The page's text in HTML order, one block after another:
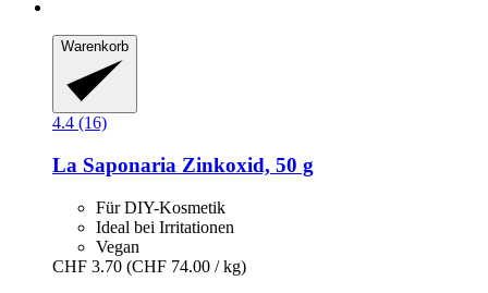
Warenkorb
4.4 (16)
La Saponaria Zinkoxid, 50 g
Für DIY-Kosmetik
Ideal bei Irritationen
Vegan
CHF 3.70 (CHF 74.00 / kg)